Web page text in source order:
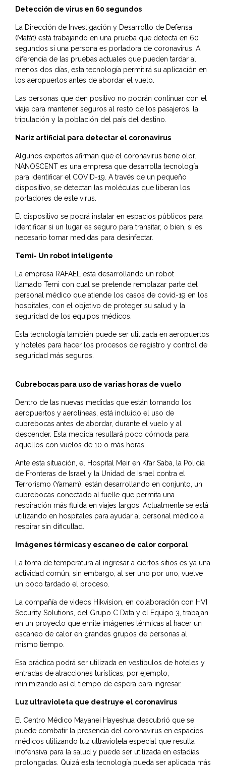
Detección de virus en 60 segundos
La Dirección de Investigación y Desarrollo de Defensa
(Mafát) está trabajando en una prueba que detecta en 60
segundos si una persona es portadora de coronavirus. A
diferencia de las pruebas actuales que pueden tardar al
menos dos días, esta tecnología permitirá su aplicación en
los aeropuertos antes de abordar el vuelo.
Las personas que den positivo no podrán continuar con el
viaje para mantener seguros al resto de los pasajeros, la
tripulación y la población del país del destino.
Nariz artificial para detectar el coronavirus
Algunos expertos afirman que el coronavirus tiene olor.
NANOSCENT es una empresa que desarrolla tecnología
para identificar el COVID-19. A través de un pequeño
dispositivo, se detectan las moléculas que liberan los
portadores de este virus.
El dispositivo se podrá instalar en espacios públicos para
identificar si un lugar es seguro para transitar, o bien, si es
necesario tomar medidas para desinfectar.
Temi- Un robot inteligente
La empresa RAFAEL está desarrollando un robot
llamado Temi con cual se pretende remplazar parte del
personal médico que atiende los casos de covid-19 en los
hospitales, con el objetivo de proteger su salud y la
seguridad de los equipos médicos.
Esta tecnología también puede ser utilizada en aeropuertos
y hoteles para hacer los procesos de registro y control de
seguridad más seguros.
Cubrebocas para uso de varias horas de vuelo
Dentro de las nuevas medidas que están tomando los
aeropuertos y aerolíneas, está incluido el uso de
cubrebocas antes de abordar, durante el vuelo y al
descender. Esta medida resultará poco cómoda para
aquellos con vuelos de 10 o más horas.
Ante esta situación, el Hospital Meir en Kfar Saba, la Policía
de Fronteras de Israel y la Unidad de Israel contra el
Terrorismo (Yamam), están desarrollando en conjunto, un
cubrebocas conectado al fuelle que permita una
respiración más fluida en viajes largos. Actualmente se está
utilizando en hospitales para ayudar al personal médico a
respirar sin dificultad.
Imágenes térmicas y escaneo de calor corporal
La toma de temperatura al ingresar a ciertos sitios es ya una
actividad común, sin embargo, al ser uno por uno, vuelve
un poco tardado el proceso.
La compañía de videos Hikvision, en colaboración con HVI
Security Solutions, del Grupo C Data y el Equipo 3, trabajan
en un proyecto que emite imágenes térmicas al hacer un
escaneo de calor en grandes grupos de personas al
mismo tiempo.
Esa práctica podrá ser utilizada en vestíbulos de hoteles y
entradas de atracciones turísticas, por ejemplo,
minimizando así el tiempo de espera para ingresar.
Luz ultravioleta que destruye el coronavirus
El Centro Médico Mayanei Hayeshua descubrió que se
puede combatir la presencia del coronavirus en espacios
médicos utilizando luz ultravioleta especial que resulta
inofensiva para la salud y puede ser utilizada en estadías
prolongadas. Quizá esta tecnología pueda ser aplicada más